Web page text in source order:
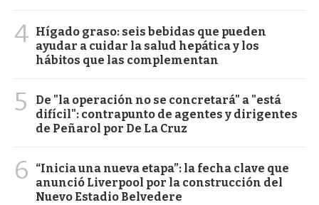
4 Hígado graso: seis bebidas que pueden
ayudar a cuidar la salud hepática y los
hábitos que las complementan
5
De "la operación no se concretará" a "está
difícil": contrapunto de agentes y dirigentes
de Peñarol por De La Cruz
6
“Inicia una nueva etapa”: la fecha clave que
anunció Liverpool por la construcción del
Nuevo Estadio Belvedere